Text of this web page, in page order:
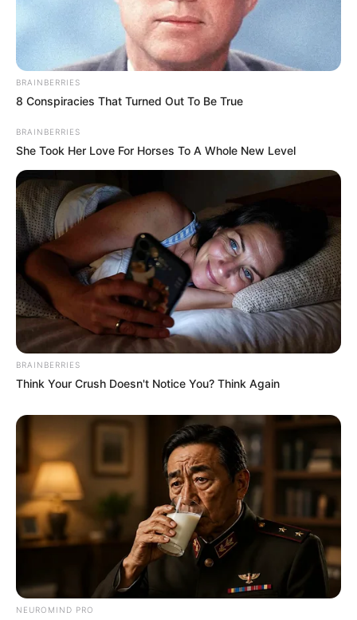
BRAINBERRIES
8 Conspiracies That Turned Out To Be True
BRAINBERRIES
She Took Her Love For Horses To A Whole New Level
BRAINBERRIES
Think Your Crush Doesn't Notice You? Think Again
NEUROMIND PRO